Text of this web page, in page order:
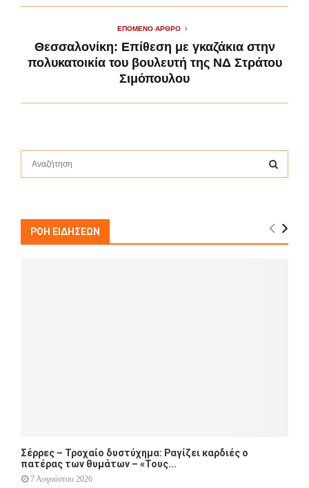
ΕΠΌΜΕΝΟ ΆΡΘΡΟ
Θεσσαλονίκη: Επίθεση με γκαζάκια στην
πολυκατοικία του βουλευτή της ΝΔ Στράτου
Σιμόπουλου
f
A
ΡΟΗ ΕΙΔΗΣΕΩΝ
Σέρρες – Τροχαίο δυστύχημα: Ραγίζει καρδιές ο
πατέρας των θυμάτων – «Τους...
7 Αυγούστου 2026